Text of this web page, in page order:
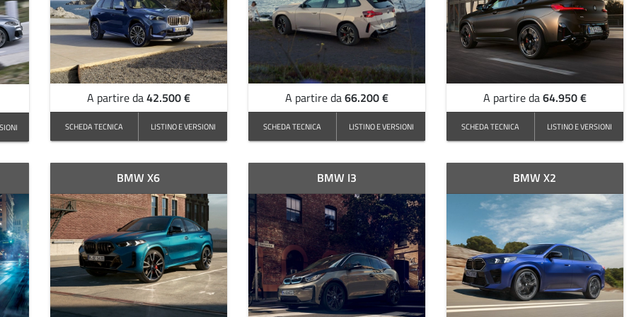
A partire da42.500 €
SCHEDA TECNICA LISTINO E VERSIONI
A partire da66.200 €
SCHEDA TECNICA LISTINO E VERSIONI
A partire da64.950 €
SCHEDA TECNICA LISTINO E VERSIONI
BMW X6 BMW I3 BMW X2